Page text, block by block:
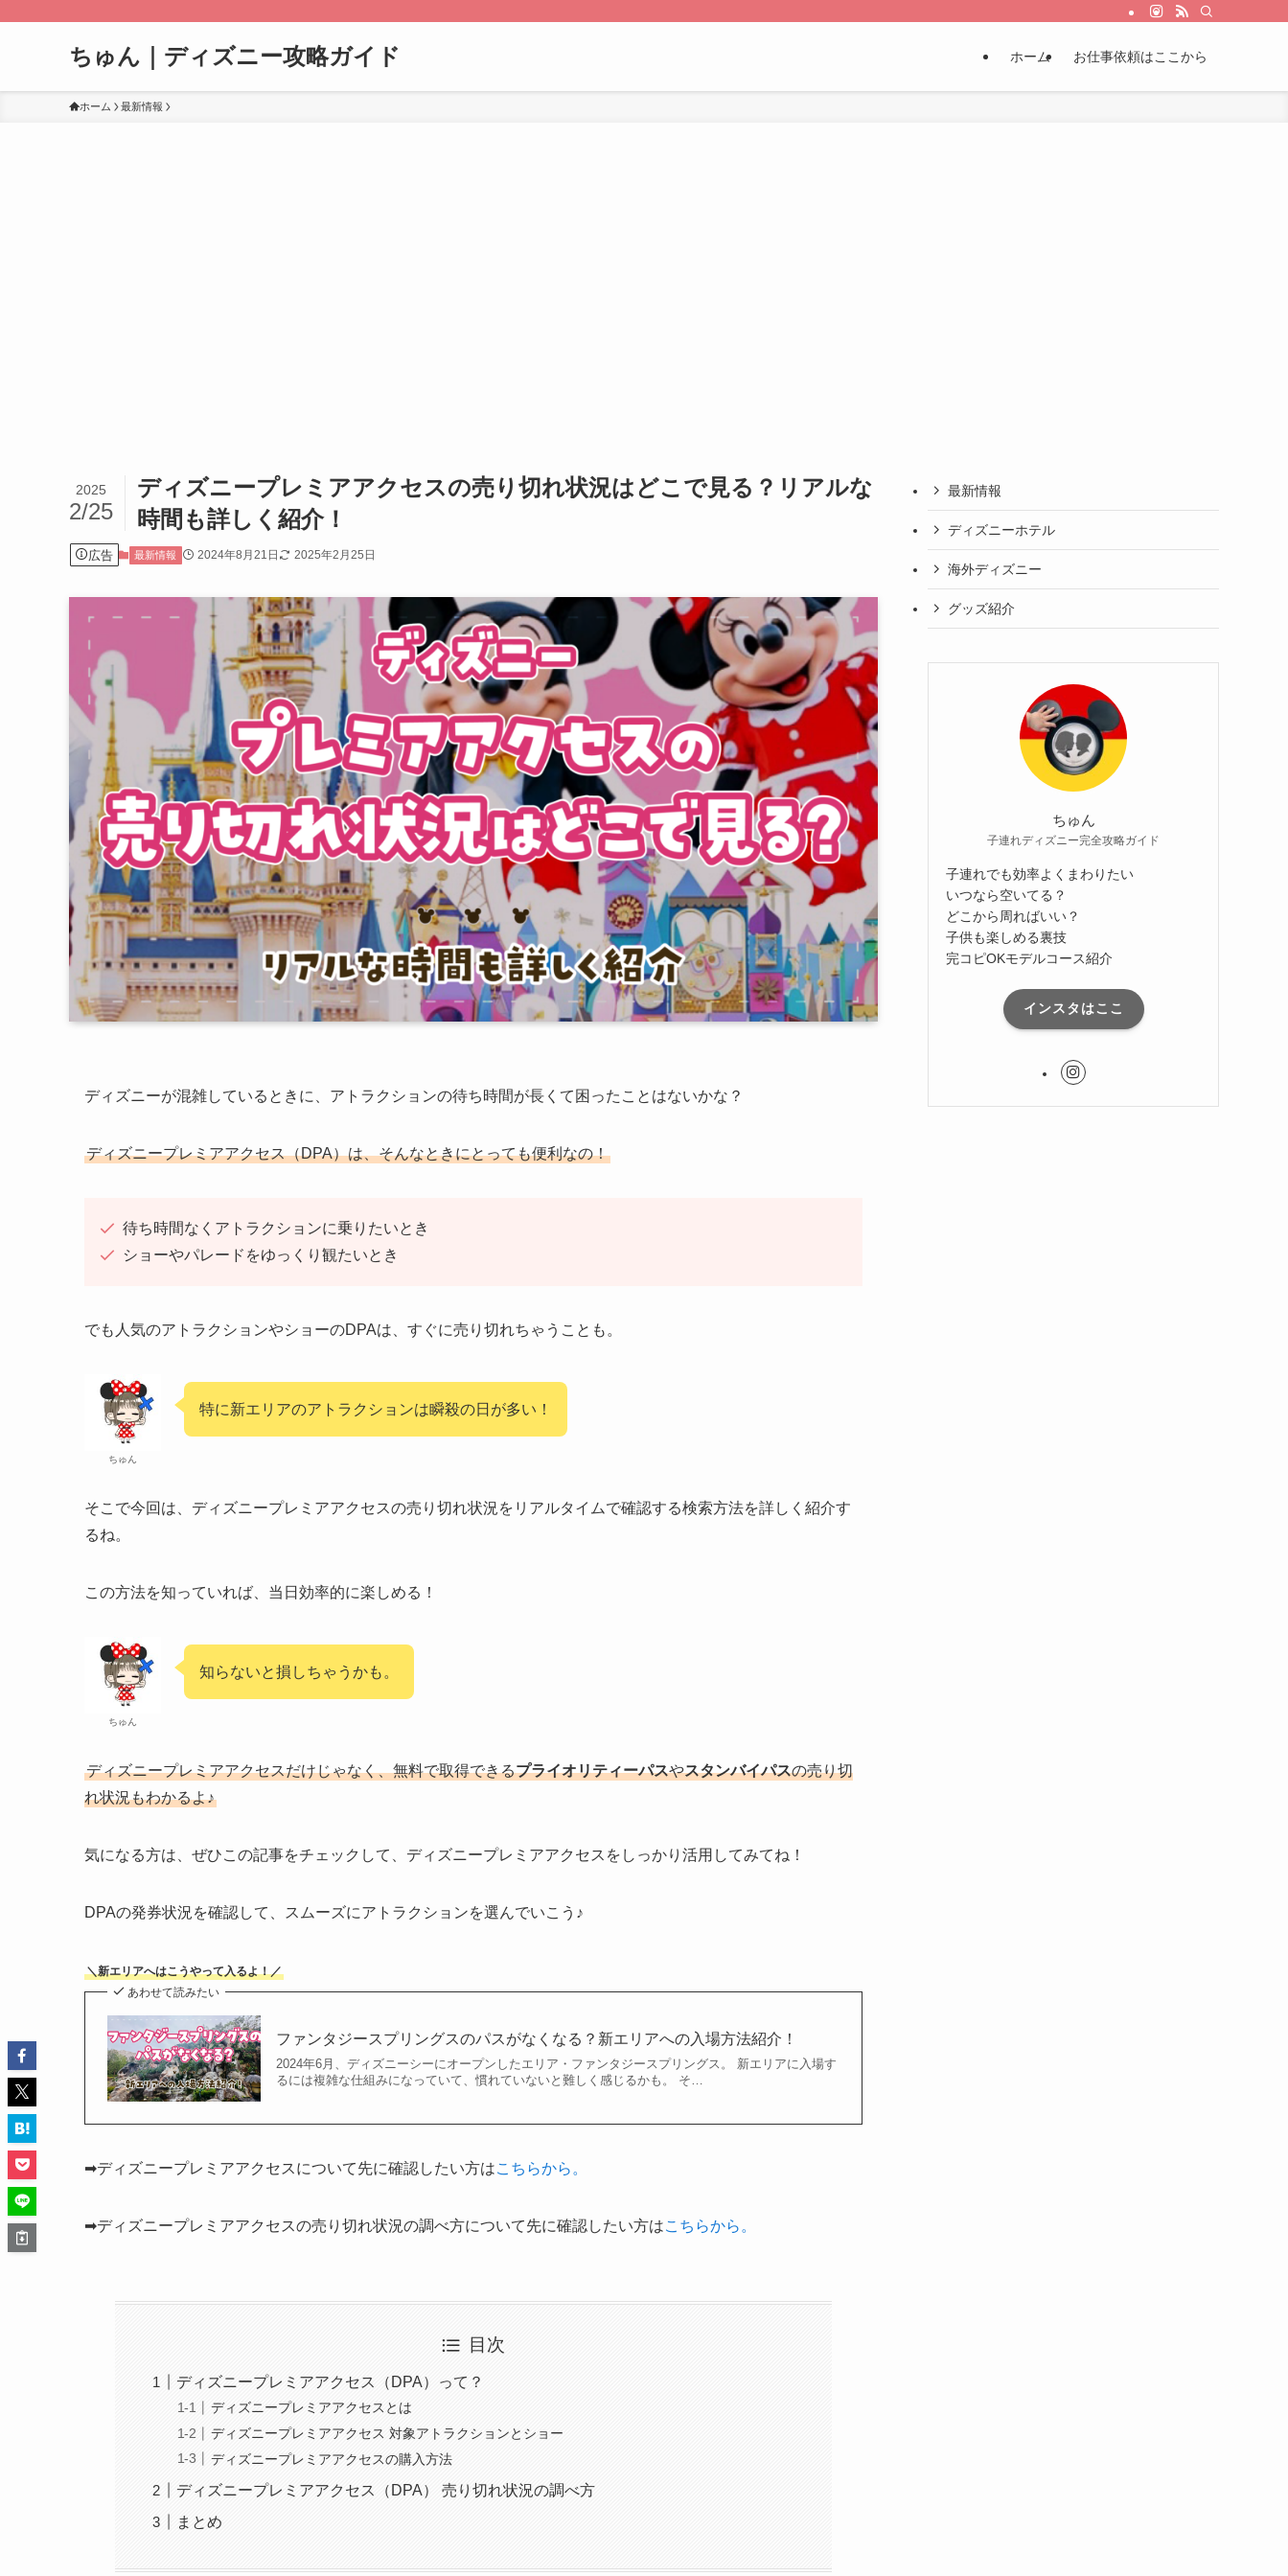
ちゅん｜ディズニー攻略ガイド ホーム お仕事依頼はここから
ホーム 最新情報
ディズニープレミアアクセスの売り切れ状況はどこで見る？リアルな
時間も詳しく紹介！
2025
2/25
広告 最新情報 2024年8月21日 2025年2月25日
ディズニーが混雑しているときに、アトラクションの待ち時間が長くて困ったことはないかな？
ディズニープレミアアクセス（DPA）は、そんなときにとっても便利なの！
待ち時間なくアトラクションに乗りたいとき
ショーやパレードをゆっくり観たいとき
でも人気のアトラクションやショーのDPAは、すぐに売り切れちゃうことも。
ちゅん
特に新エリアのアトラクションは瞬殺の日が多い！
そこで今回は、ディズニープレミアアクセスの売り切れ状況をリアルタイムで確認する検索方法を詳しく紹介す
るね。
この方法を知っていれば、当日効率的に楽しめる！
ちゅん
知らないと損しちゃうかも。
ディズニープレミアアクセスだけじゃなく、無料で取得できるプライオリティーパスやスタンバイパスの売り切
れ状況もわかるよ♪
気になる方は、ぜひこの記事をチェックして、ディズニープレミアアクセスをしっかり活用してみてね！
DPAの発券状況を確認して、スムーズにアトラクションを選んでいこう♪
＼新エリアへはこうやって入るよ！／
あわせて読みたい
ファンタジースプリングスのパスがなくなる？新エリアへの入場方法紹介！
2024年6月、ディズニーシーにオープンしたエリア・ファンタジースプリングス。 新エリアに入場す
るには複雑な仕組みになっていて、慣れていないと難しく感じるかも。 そ…
➡ディズニープレミアアクセスについて先に確認したい方はこちらから。
➡ディズニープレミアアクセスの売り切れ状況の調べ方について先に確認したい方はこちらから。
目次
ディズニープレミアアクセス（DPA）って？
ディズニープレミアアクセスとは
ディズニープレミアアクセス 対象アトラクションとショー
ディズニープレミアアクセスの購入方法
ディズニープレミアアクセス（DPA） 売り切れ状況の調べ方
まとめ
最新情報
ディズニーホテル
海外ディズニー
グッズ紹介
ちゅん
子連れディズニー完全攻略ガイド
子連れでも効率よくまわりたい
いつなら空いてる？
どこから周ればいい？
子供も楽しめる裏技
完コピOKモデルコース紹介
インスタはここ